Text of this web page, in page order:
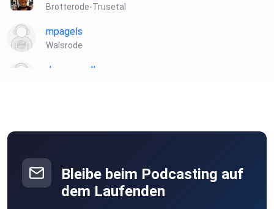
Brotterode-Trusetal
mpagels
Walsrode
Jansermadl
Bleibe beim Podcasting auf
dem Laufenden